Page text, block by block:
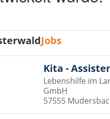
Jobs
Kita -
Lebenshilfe im
GmbH
57555